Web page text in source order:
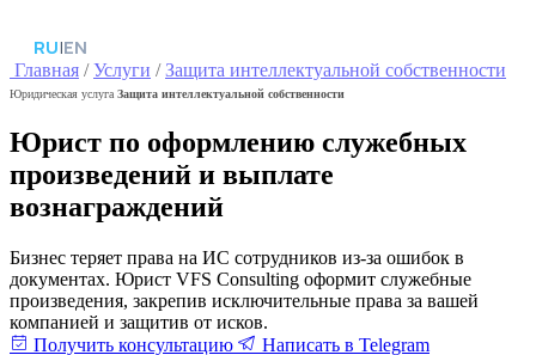
RU|EN
Главная /Услуги /Защита интеллектуальной собственности
Юридическая услуга Защита интеллектуальной собственности
Юрист по оформлению служебных
произведений и выплате
вознаграждений
Бизнес теряет права на ИС сотрудников из-за ошибок в
документах. Юрист VFS Consulting оформит служебные
произведения, закрепив исключительные права за вашей
компанией и защитив от исков.
Получить консультацию
Написать в Telegram